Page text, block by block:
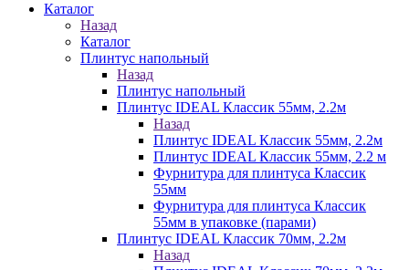
Каталог
Назад
Каталог
Плинтус напольный
Назад
Плинтус напольный
Плинтус IDEAL Классик 55мм, 2.2м
Назад
Плинтус IDEAL Классик 55мм, 2.2м
Плинтус IDEAL Классик 55мм, 2.2 м
Фурнитура для плинтуса Классик
55мм
Фурнитура для плинтуса Классик
55мм в упаковке (парами)
Плинтус IDEAL Классик 70мм, 2.2м
Назад